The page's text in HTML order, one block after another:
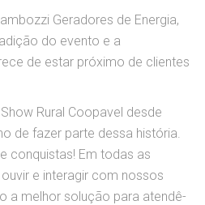
Geradores de Energia,
do evento e a
de estar próximo de clientes
Rural Coopavel desde
de fazer parte dessa história.
conquistas! Em todas as
e interagir com nossos
a melhor solução para atendê-